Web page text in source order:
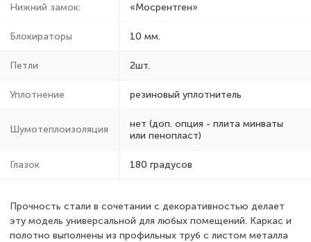
Нижний замок: «Мосрентген»
Блокираторы 10 мм.
Петли 2шт.
Уплотнение резиновый уплотнитель
Шумотеплоизоляция
нет (доп. опция - плита минваты
или пенопласт)
Глазок 180 градусов
Прочность стали в сочетании с декоративностью делает
эту модель универсальной для любых помещений. Каркас и
полотно выполнены из профильных труб с листом металла